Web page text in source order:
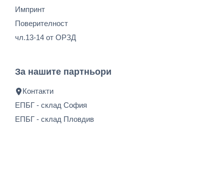
Импринт
Поверителност
чл.13-14 от ОРЗД
За нашите партньори
Контакти
ЕПБГ - склад София
ЕПБГ - склад Пловдив